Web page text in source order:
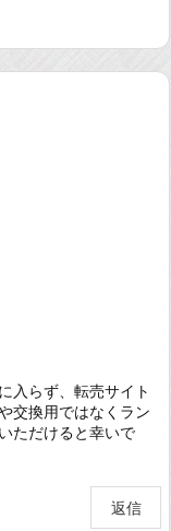
入らず、転売サイト
交換用ではなくラン
ただけると幸いで
返信